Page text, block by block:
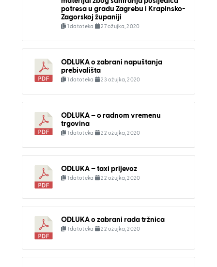
potresa u gradu Zagrebu i Krapinsko-
Zagorskoj županiji
1 datoteka 27 ožujka, 2020
ODLUKA o zabrani napuštanja
prebivališta
1 datoteka 23 ožujka, 2020
ODLUKA – o radnom vremenu
trgovina
1 datoteka 22 ožujka, 2020
ODLUKA – taxi prijevoz
1 datoteka 22 ožujka, 2020
ODLUKA o zabrani rada tržnica
1 datoteka 22 ožujka, 2020